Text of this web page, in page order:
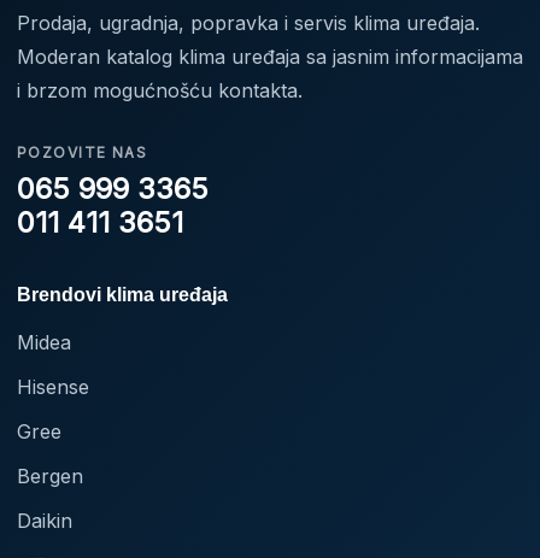
Prodaja, ugradnja, popravka i servis klima uređaja.
Moderan katalog klima uređaja sa jasnim informacijama
i brzom mogućnošću kontakta.
POZOVITE NAS
065 999 3365
011 411 3651
Brendovi klima uređaja
Midea
Hisense
Gree
Bergen
Daikin